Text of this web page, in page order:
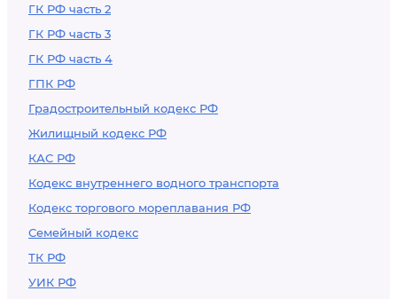
ГК РФ часть 2
ГК РФ часть 3
ГК РФ часть 4
ГПК РФ
Градостроительный кодекс РФ
Жилищный кодекс РФ
КАС РФ
Кодекс внутреннего водного транспорта
Кодекс торгового мореплавания РФ
Семейный кодекс
ТК РФ
УИК РФ